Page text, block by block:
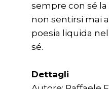
sempre con sé
non sentirsi mai
poesia liquida
sé.
Dettagli